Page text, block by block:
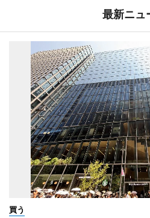
最新ニュ
買う